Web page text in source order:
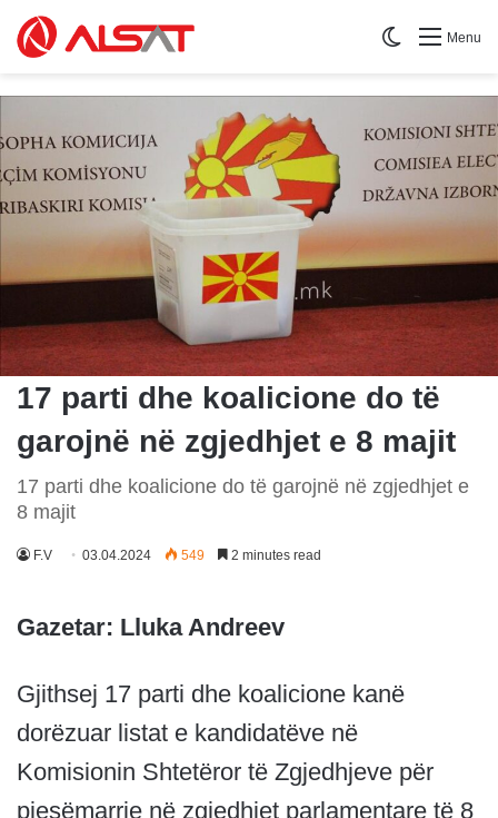
Menu
Switch skin
17 parti dhe koalicione do të
garojnë në zgjedhjet e 8 majit
17 parti dhe koalicione do të garojnë në zgjedhjet e
8 majit
F.V 03.04.2024 549 2 minutes read
Gazetar: Lluka Andreev
Gjithsej 17 parti dhe koalicione kanë
dorëzuar listat e kandidatëve në
Komisionin Shtetëror të Zgjedhjeve për
pjesëmarrje në zgjedhjet parlamentare të 8